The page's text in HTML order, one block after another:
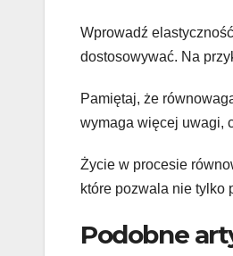
Wprowadź
dostosowywać. Na
Pamiętaj, że
wymaga więcej uwagi,
Życie w procesie
które pozwala nie tylko
Podobne